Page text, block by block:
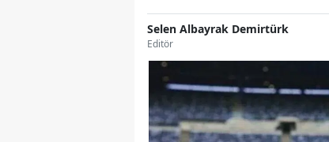
Selen Albayrak Demirtürk
Editör